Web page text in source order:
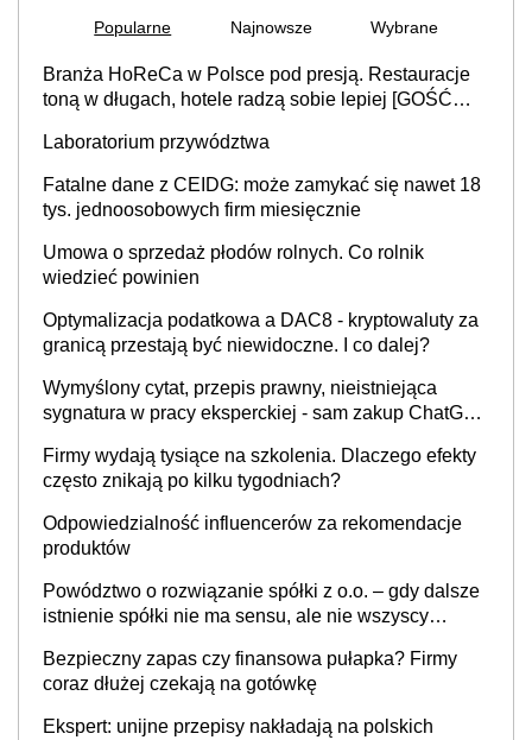
Popularne Najnowsze Wybrane
Branża HoReCa w Polsce pod presją. Restauracje
toną w długach, hotele radzą sobie lepiej [GOŚĆ
Laboratorium przywództwa
Fatalne dane z CEIDG: może zamykać się nawet 18
tys. jednoosobowych firm miesięcznie
Umowa o sprzedaż płodów rolnych. Co rolnik
wiedzieć powinien
Optymalizacja podatkowa a DAC8 - kryptowaluty za
granicą przestają być niewidoczne. I co dalej?
Wymyślony cytat, przepis prawny, nieistniejąca
sygnatura w pracy eksperckiej - sam zakup ChatGPT
Firmy wydają tysiące na szkolenia. Dlaczego efekty
często znikają po kilku tygodniach?
Odpowiedzialność influencerów za rekomendacje
produktów
Powództwo o rozwiązanie spółki z o.o. – gdy dalsze
istnienie spółki nie ma sensu, ale nie wszyscy
Bezpieczny zapas czy finansowa pułapka? Firmy
coraz dłużej czekają na gotówkę
Ekspert: unijne przepisy nakładają na polskich